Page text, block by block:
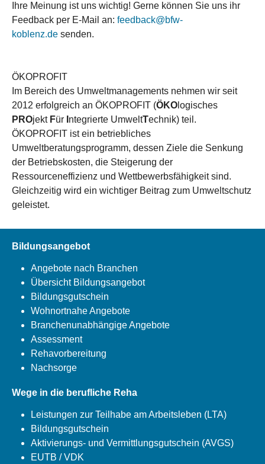
Ihre Meinung ist uns wichtig! Gerne können Sie uns ihr
Feedback per E-Mail an: feedback@bfw-
koblenz.de senden.
ÖKOPROFIT
Im Bereich des Umweltmanagements nehmen wir seit
2012 erfolgreich an ÖKOPROFIT (ÖKO logisches
PROjekt Für ntegrierte UmweltTechnik) teil.
ÖKOPROFIT ist ein betriebliches
Umweltberatungsprogramm, dessen Ziele die Senkung
der Betriebskosten, die Steigerung der
Ressourceneffizienz und Wettbewerbsfähigkeit sind.
Gleichzeitig wird ein wichtiger Beitrag zum Umweltschutz
geleistet.
Bildungsangebot
Angebote nach Branchen
Übersicht Bildungsangebot
Bildungsgutschein
Wohnortnahe Angebote
Branchenunabhängige Angebote
Assessment
Rehavorbereitung
Nachsorge
Wege in die berufliche Reha
Leistungen zur Teilhabe am Arbeitsleben (LTA)
Bildungsgutschein
Aktivierungs- und Vermittlungsgutschein (AVGS)
EUTB / VDK